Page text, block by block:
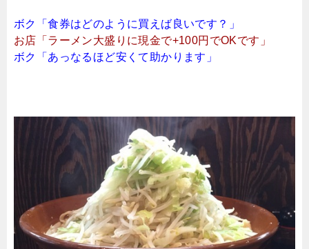
ボク「食券はどのように買えば良いです？」
お店「ラーメン大盛りに現金で+100円でOKです」
ボク「あっなるほど安くて助かります」